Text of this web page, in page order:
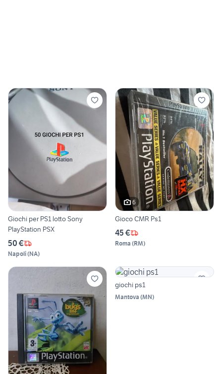
Giochi per PS1 lotto Sony
PlayStation PSX
50 €
Napoli(NA)
6
Gioco CMR Ps1
45 €
Roma (RM)
giochi ps1
Mantova (MN)